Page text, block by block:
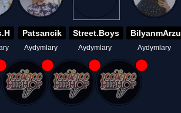
Patsancik
Aydymlary
Street.Boys
Aydymlary
BilyanmArzu
Aydymlary